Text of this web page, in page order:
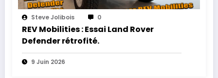
Steve Jolibois 0
REV Mobilities : Essai Land Rover
Defender rétrofité.
9 Juin 2026